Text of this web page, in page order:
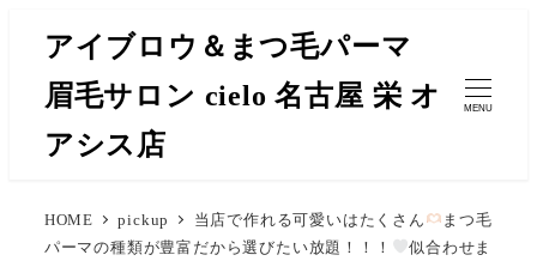
アイブロウ＆まつ毛パーマ
眉毛サロン cielo 名古屋 栄 オ
アシス店
MENU
HOME pickup 当店で作れる可愛いはたくさん
まつ毛
パーマの種類が豊富だから選びたい放題！！！
似合わせま